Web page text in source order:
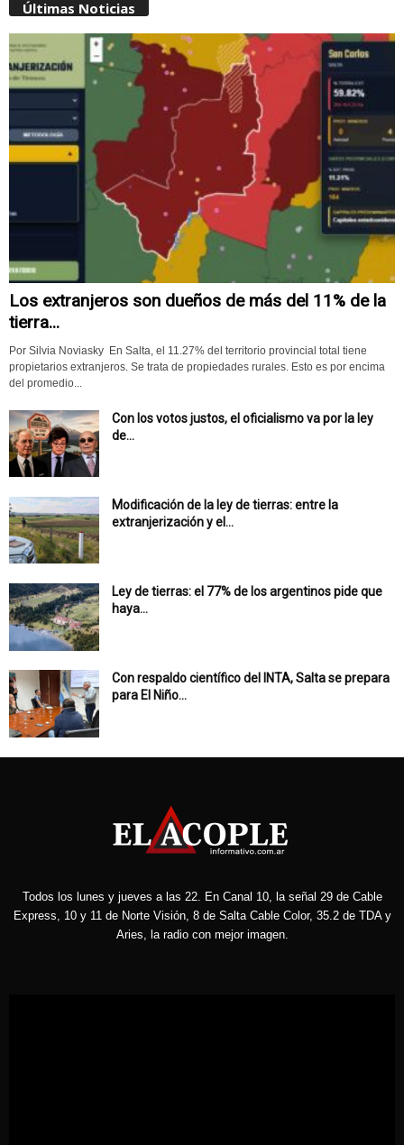
Últimas Noticias
Los extranjeros son dueños de más del 11% de la
tierra...
Por Silvia Noviasky En Salta, el 11.27% del territorio provincial total tiene
propietarios extranjeros. Se trata de propiedades rurales. Esto es por encima
del promedio...
Con los votos justos, el oficialismo va por la ley
de...
Modificación de la ley de tierras: entre la
extranjerización y el...
Ley de tierras: el 77% de los argentinos pide que
haya...
Con respaldo científico del INTA, Salta se prepara
para El Niño...
Todos los lunes y jueves a las 22. En Canal 10, la señal 29 de Cable
Express, 10 y 11 de Norte Visión, 8 de Salta Cable Color, 35.2 de TDA y
Aries, la radio con mejor imagen.